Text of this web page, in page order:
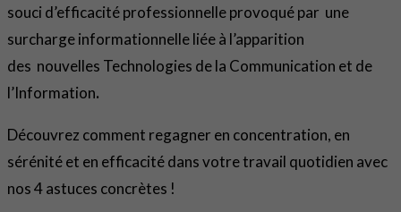
souci d’efficacité professionnelle provoqué par une
surcharge informationnelle liée à l’apparition
des nouvelles Technologies de la Communication et de
l’Information.
Découvrez comment regagner en concentration, en
sérénité et en efficacité dans votre travail quotidien avec
nos 4 astuces concrètes !